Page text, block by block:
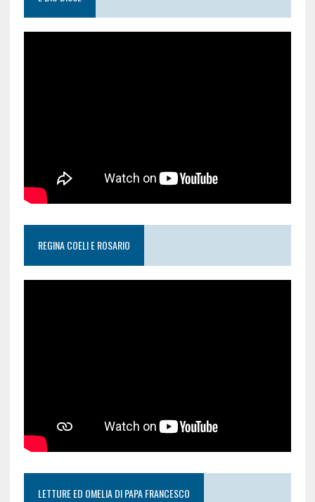
REGINA COELI E ROSARIO
LETTURE ED OMELIA DI PAPA FRANCESCO